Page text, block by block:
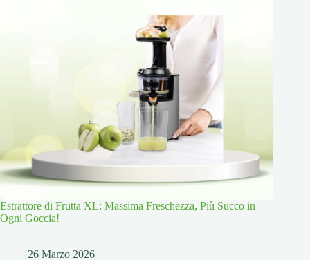
Estrattore di Frutta XL: Massima Freschezza, Più Succo in
Ogni Goccia!
26 Marzo 2026